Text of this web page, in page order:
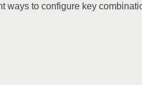
ways to configure key